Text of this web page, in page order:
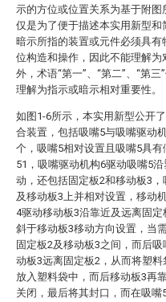
示的方位或位置关系为基于附图
仅是为了便于描述本实用新型
暗示所指的装置或元件必须具
位构造和操作，因此不能理解
外，术语“第一”、“第二”、“第
理解为指示或暗示相对重要性。
如图1-6所示，本实用新型公开
合装置，包括吸嘴5与吸嘴驱动
个，吸嘴5相对设置且吸嘴5具
51，吸嘴驱动机构6驱动吸嘴5
动，还包括固定板2和移动板3
及移动板3上并相对设置，移动
4驱动移动板3沿靠近及远离固
斜于移动板3移动方向设置，当
固定板2及移动板3之间，而后
动板3远离固定板2，从而将塑
放入塑料袋中，而后移动板3再
关闭，最后将其封口，而在吸